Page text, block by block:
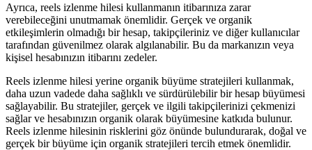
Ayrıca, reels izlenme hilesi kullanmanın itibarınıza zarar
verebileceğini unutmamak önemlidir. Gerçek ve organik
etkileşimlerin olmadığı bir hesap, takipçileriniz ve diğer kullanıcılar
tarafından güvenilmez olarak algılanabilir. Bu da markanızın veya
kişisel hesabınızın itibarını zedeler.
Reels izlenme hilesi yerine organik büyüme stratejileri kullanmak,
daha uzun vadede daha sağlıklı ve sürdürülebilir bir hesap büyümesi
sağlayabilir. Bu stratejiler, gerçek ve ilgili takipçilerinizi çekmenizi
sağlar ve hesabınızın organik olarak büyümesine katkıda bulunur.
Reels izlenme hilesinin risklerini göz önünde bulundurarak, doğal ve
gerçek bir büyüme için organik stratejileri tercih etmek önemlidir.